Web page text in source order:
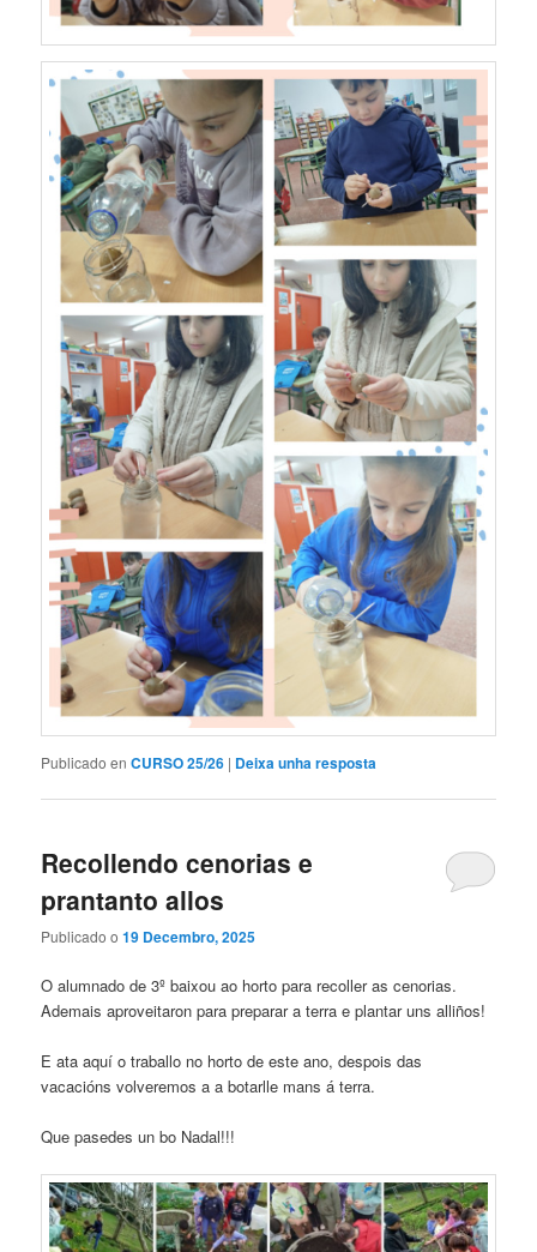
Publicado en CURSO 25/26 | Deixa unha resposta
Recollendo cenorias e
prantanto allos
Publicado o19 Decembro, 2025
O alumnado de 3º baixou ao horto para recoller as cenorias.
Ademais aproveitaron para preparar a terra e plantar uns alliños!
E ata aquí o traballo no horto de este ano, despois das
vacacións volveremos a a botarlle mans á terra.
Que pasedes un bo Nadal!!!